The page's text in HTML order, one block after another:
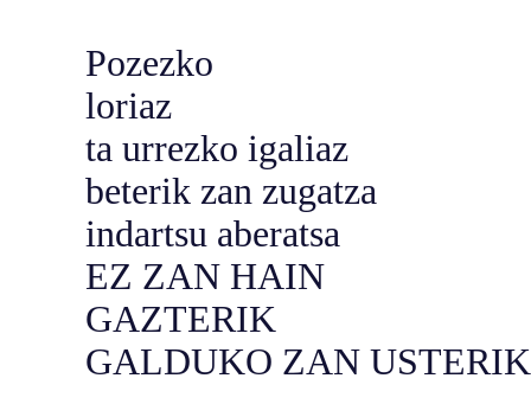
Pozezko
loriaz
ta urrezko igaliaz
beterik zan zugatza
indartsu aberatsa
EZ ZAN HAIN
GAZTERIK
GALDUKO ZAN USTERIK